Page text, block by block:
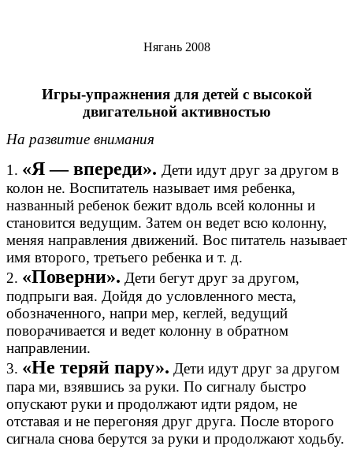
Нягань 2008
Игры-упражнения для детей с высокой
двигательной активностью
На развитие внимания
1. «Я — впереди». Дети идут друг за другом в
колон не. Воспитатель называет имя ребенка,
названный ребенок бежит вдоль всей колонны и
становится ведущим. Затем он ведет всю колонну,
меняя направления движений. Вос питатель называет
имя второго, третьего ребенка и т. д.
2. «Поверни». Дети бегут друг за другом,
подпрыги вая. Дойдя до условленного места,
обозначенного, напри мер, кеглей, ведущий
поворачивается и ведет колонну в обратном
направлении.
3. «Не теряй пару». Дети идут друг за другом
пара ми, взявшись за руки. По сигналу быстро
опускают руки и продолжают идти рядом, не
отставая и не перегоняя друг друга. После второго
сигнала снова берутся за руки и продолжают ходьбу.